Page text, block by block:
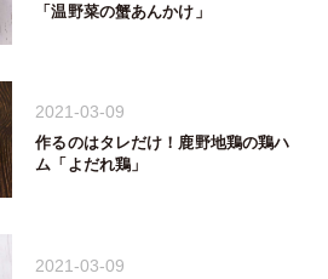
「温野菜の蟹あんかけ」
2021-03-09
作るのはタレだけ！鹿野地鶏の鶏ハ
ム「よだれ鶏」
2021-03-09